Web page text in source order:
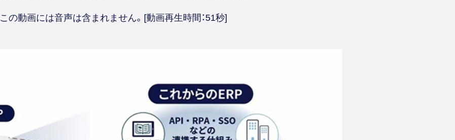
この動画には音声は含まれません。[動画再生時間：51秒]